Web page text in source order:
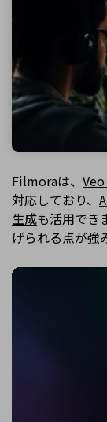
Filmoraは、
対応しており、
生成も活用でき
げられる点が強